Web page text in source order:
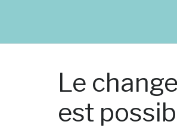
Le
est